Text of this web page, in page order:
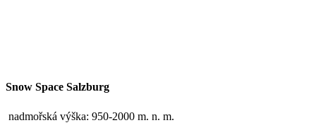
Snow Space Salzburg
nadmořská výška: 950-2000 m. n. m.